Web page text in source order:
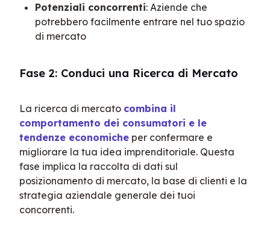
Potenziali concorrenti: Aziende che
potrebbero facilmente entrare nel tuo spazio
di mercato
Fase 2: Conduci una Ricerca di Mercato
La ricerca di mercato combina il
comportamento dei consumatori e le
tendenze economiche per confermare e
migliorare la tua idea imprenditoriale. Questa
fase implica la raccolta di dati sul
posizionamento di mercato, la base di clienti e la
strategia aziendale generale dei tuoi
concorrenti.